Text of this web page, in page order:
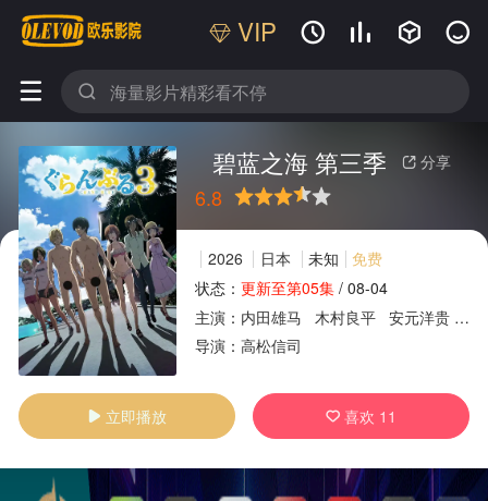
VIP    
 
 分享
碧蓝之海 第三季
6.8
很差较差还行推荐力荐
2026 日本 未知
免费
状态： 更新至第05集/ 08-04
主演： 内田雄马 木村良平 安元洋贵 小
导演： 高松信司
 立即播放  喜欢 11
广告